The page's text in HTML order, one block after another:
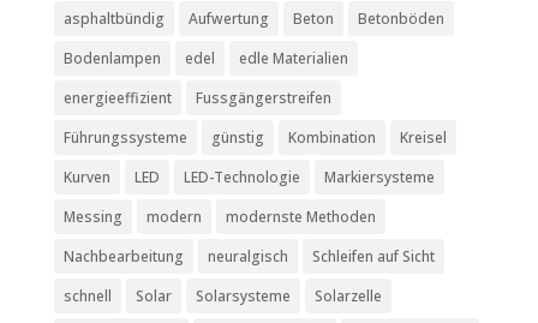
asphaltbündig Aufwertung Beton
Betonböden
Bodenlampen
edel
edle Materialien
energieeffizient
Fussgängerstreifen
Führungssysteme
günstig Kombination
Kreisel
Kurven
LED LED-Technologie
Markiersysteme
Messing
modern
modernste Methoden
Nachbearbeitung
neuralgisch
Schleifen auf Sicht
schnell
Solar Solarsysteme
Solarzelle